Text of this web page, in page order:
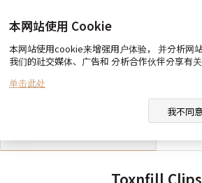
toxnfill 美容医院 向您约定
Toxnfill Clips
本网站使用 Cookie
本网站使用cookie来增强用户体验， 并分析网
我们的社交媒体、广告和 分析合作伙伴分享有关
单击此处
我不同意